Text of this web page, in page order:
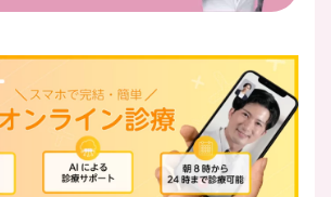
FAX
03-5989-0618